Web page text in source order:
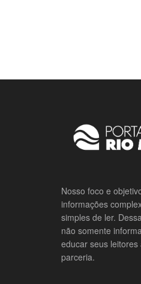
Nosso foco e
informações
simples de ler.
não somente
educar seus
parceria.